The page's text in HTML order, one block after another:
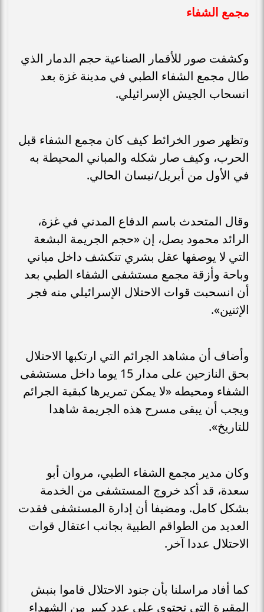
مجمع الشفاء
وكشفت صور للأقمار الصناعية حجم الدمار الذي
طال مجمع الشفاء الطبي في مدينة غزة بعد
انسحاب الجيش الإسرائيلي.
وتظهر صور الخرائط كيف كان مجمع الشفاء قبل
الحرب، وكيف صار شكله والمباني المحيطة به
في الأول من أبريل/نيسان الحالي.
وقال المتحدث باسم الدفاع المدني في غزة،
الرائد محمود بصل، إن «حجم الجريمة البشعة
التي لا يوصفها عقل بشري تتكشف داخل مباني
وباحة وأزقة مجمع مستشفى الشفاء الطبي بعد
أن انسحبت قوات الاحتلال الإسرائيلي منه فجر
الإثنين».
وأضاف أن مشاهد الجرائم التي ارتكبها الاحتلال
بحق النازحين على مدار 15 يوما داخل مستشفى
الشفاء ومحيطه «لا يمكن تمريرها كبقية الجرائم
ويجب أن يبقى مسرح هذه الجريمة شاهدا
للتاريخ».
وكان مدير مجمع الشفاء الطبي، مروان أبو
سعدة، قد أكد خروج المستشفى من الخدمة
بشكل كامل. ومضيفا أن إدارة المستشفى فقدت
العديد من الطواقم الطبية بجانب اعتقال قوات
الاحتلال عددا آخر.
كما أفاد مراسلنا بأن جنود الاحتلال قاموا بنبش
المقبرة التي تحتوي على عدد كبير من الشهداء